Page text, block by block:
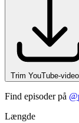
Trim YouTube-video
Find episoder på
Længde